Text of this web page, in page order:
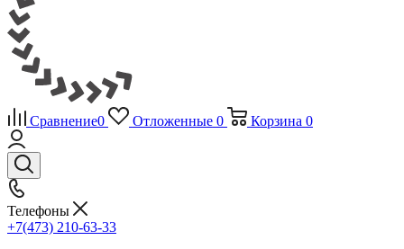
Сравнение0 Отложенные 0 Корзина 0
Телефоны
+7(473) 210-63-33